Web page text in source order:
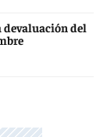
devaluación del